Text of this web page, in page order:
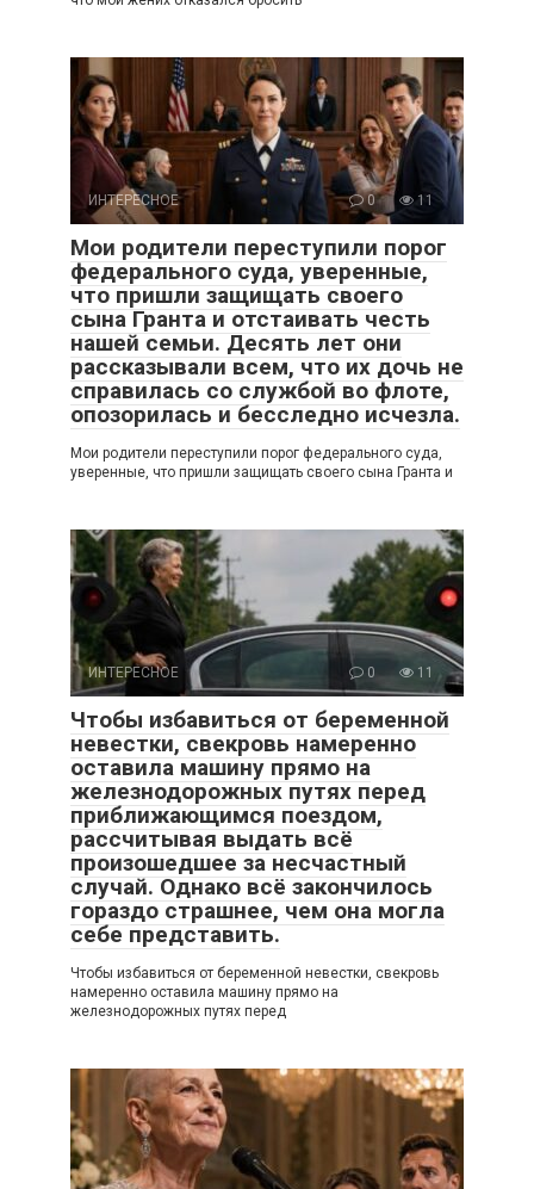
ИНТЕРЕСНОЕ 0 11
Мои родители переступили порог
федерального суда, уверенные,
что пришли защищать своего
сына Гранта и отстаивать честь
нашей семьи. Десять лет они
рассказывали всем, что их дочь не
справилась со службой во флоте,
опозорилась и бесследно исчезла.
Мои родители переступили порог федерального суда,
уверенные, что пришли защищать своего сына Гранта и
ИНТЕРЕСНОЕ 0 11
Чтобы избавиться от беременной
невестки, свекровь намеренно
оставила машину прямо на
железнодорожных путях перед
приближающимся поездом,
рассчитывая выдать всё
произошедшее за несчастный
случай. Однако всё закончилось
гораздо страшнее, чем она могла
себе представить.
Чтобы избавиться от беременной невестки, свекровь
намеренно оставила машину прямо на
железнодорожных путях перед